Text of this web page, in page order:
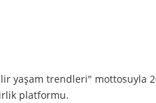
yaşam trendleri" mottosuyla
platformu.